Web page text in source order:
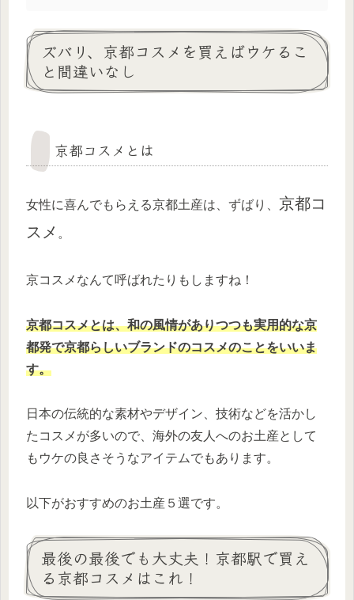
ズバリ、京都コスメを買えばウケるこ
と間違いなし
京都コスメとは
女性に喜んでもらえる京都土産は、ずばり、 京都コ
スメ 。
京コスメなんて呼ばれたりもしますね！
京都コスメとは、和の風情がありつつも実用的な京
都発で京都らしいブランドのコスメのことをいいま
す。
日本の伝統的な素材やデザイン、技術などを活かし
たコスメが多いので、海外の友人へのお土産として
もウケの良さそうなアイテムでもあります。
以下がおすすめのお土産５選です。
最後の最後でも大丈夫！京都駅で買え
る京都コスメはこれ！